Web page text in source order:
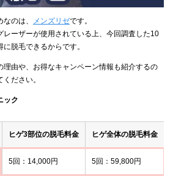
のは、 メンズリゼです。
レーザーが使用されている上、今回調査した10
脱毛できるからです。
理由や、お得なキャンペーン情報も紹介するの
ださい。
ック
ヒゲ3部位の脱毛料金
ヒゲ全体の脱毛料金
5回：14,000円 5回：59,800円